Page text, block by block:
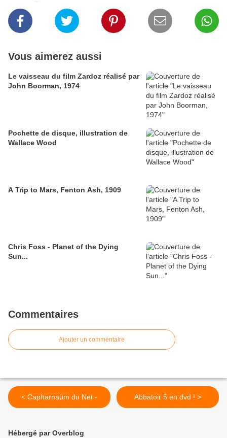
Vous aimerez aussi
Le vaisseau du film Zardoz réalisé par
John Boorman, 1974
Pochette de disque, illustration de
Wallace Wood
A Trip to Mars, Fenton Ash, 1909
Chris Foss - Planet of the Dying
Sun...
Commentaires
Ajouter un commentaire
< Capharnaüm du Net - Abbatoir 5 en dvd ! >
Hébergé par Overblog